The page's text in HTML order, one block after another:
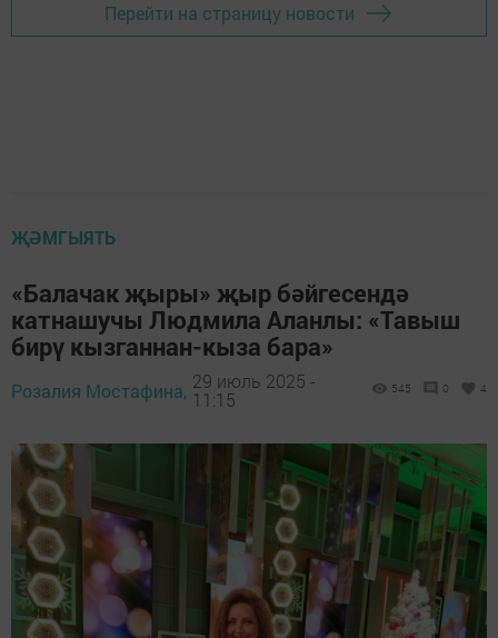
Перейти на страницу новости
ҖӘМГЫЯТЬ
«Балачак җыры» җыр бәйгесендә
катнашучы Людмила Аланлы: «Тавыш
бирү кызганнан-кыза бара»
Розалия Мостафина, 29 июль 2025 -
11:15
545 0 4